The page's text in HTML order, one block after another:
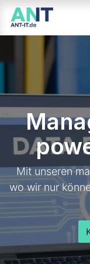
Mit unseren
wo wir nur